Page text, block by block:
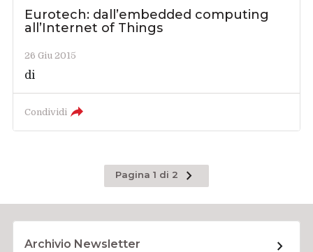
Eurotech: dall’embedded computing
all’Internet of Things
26 Giu 2015
di
Condividi
Pagina 1 di 2
Pagina
successiva
Archivio Newsletter